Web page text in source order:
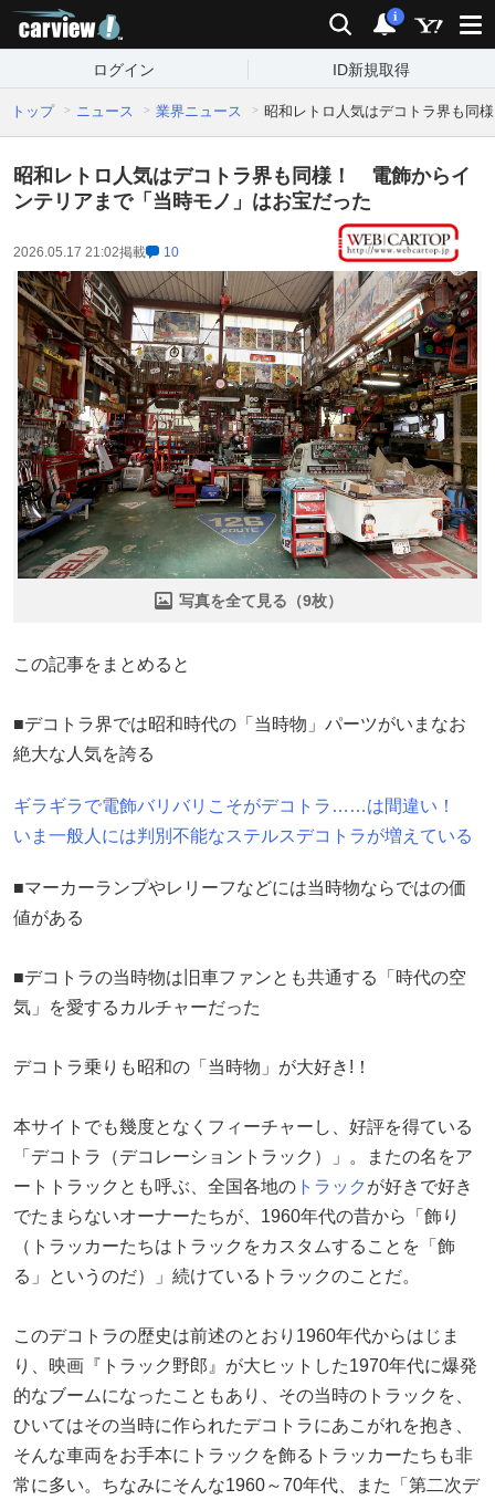
検索 通知
i
ログイン ID新規取得
トップ ニュース 業界ニュース 昭和レトロ人気はデコトラ界も同
昭和レトロ人気はデコトラ界も同様！ 電飾からイ
ンテリアまで「当時モノ」はお宝だった
2026.05.17 21:02掲載 10
写真を全て見る（9枚）
この記事をまとめると
■デコトラ界では昭和時代の「当時物」パーツがいまなお
絶大な人気を誇る
ギラギラで電飾バリバリこそがデコトラ……は間違い！
いま一般人には判別不能なステルスデコトラが増えている
■マーカーランプやレリーフなどには当時物ならではの価
値がある
■デコトラの当時物は旧車ファンとも共通する「時代の空
気」を愛するカルチャーだった
デコトラ乗りも昭和の「当時物」が大好き!！
本サイトでも幾度となくフィーチャーし、好評を得ている
「デコトラ（デコレーショントラック）」。またの名をア
ートトラックとも呼ぶ、全国各地の トラック が好きで好き
でたまらないオーナーたちが、1960年代の昔から「飾り
（トラッカーたちはトラックをカスタムすることを「飾
る」というのだ）」続けているトラックのことだ。
このデコトラの歴史は前述のとおり1960年代からはじま
り、映画『トラック野郎』が大ヒットした1970年代に爆発
的なブームになったこともあり、その当時のトラックを、
ひいてはその当時に作られたデコトラにあこがれを抱き、
そんな車両をお手本にトラックを飾るトラッカーたちも非
常に多い。ちなみにそんな1960～70年代、また「第二次デ